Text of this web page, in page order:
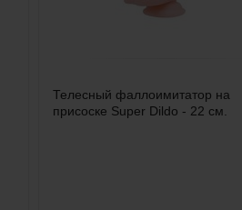
Телесный фаллоимитатор на
присоске Super Dildo - 22 см.